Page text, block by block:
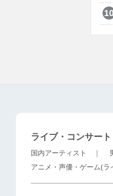
ライブ・コンサート
国内アーティスト ｜
アニメ・声優・ゲーム(ラ